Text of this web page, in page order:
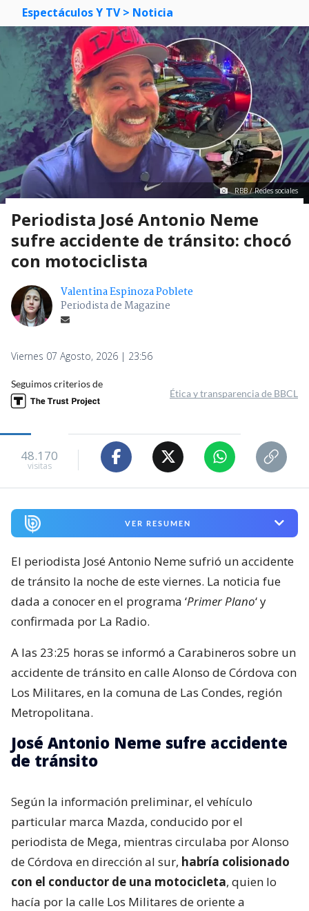
Espectáculos Y TV > Noticia
RBB / Redes sociales
Periodista José Antonio Neme
sufre accidente de tránsito: chocó
con motociclista
Valentina Espinoza Poblete
Periodista de Magazine
Viernes 07 Agosto, 2026 | 23:56
Seguimos criterios de
Ética y transparencia de BBCL
48.170
visitas
VER RESUMEN
El periodista José Antonio Neme sufrió un accidente
de tránsito la noche de este viernes. La noticia fue
dada a conocer en el programa ‘Primer Plano‘ y
confirmada por La Radio.
A las 23:25 horas se informó a Carabineros sobre un
accidente de tránsito en calle Alonso de Córdova con
Los Militares, en la comuna de Las Condes, región
Metropolitana.
José Antonio Neme sufre accidente
de tránsito
Según la información preliminar, el vehículo
particular marca Mazda, conducido por el
periodista de Mega, mientras circulaba por Alonso
de Córdova en dirección al sur, habría colisionado
con el conductor de una motocicleta, quien lo
hacía por la calle Los Militares de oriente a